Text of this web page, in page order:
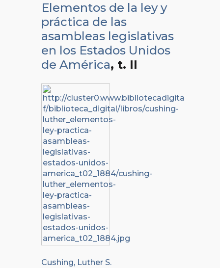
Elementos de la ley y
práctica de las
asambleas legislativas
en los Estados Unidos
de América, t. II
Cushing, Luther S.